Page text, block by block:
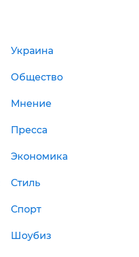
Украина
Общество
Мнение
Пресса
Экономика
Стиль
Спорт
Шоубиз